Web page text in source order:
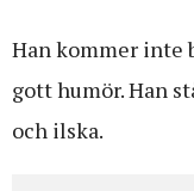
Han kommer inte
gott humör. Han
och ilska.